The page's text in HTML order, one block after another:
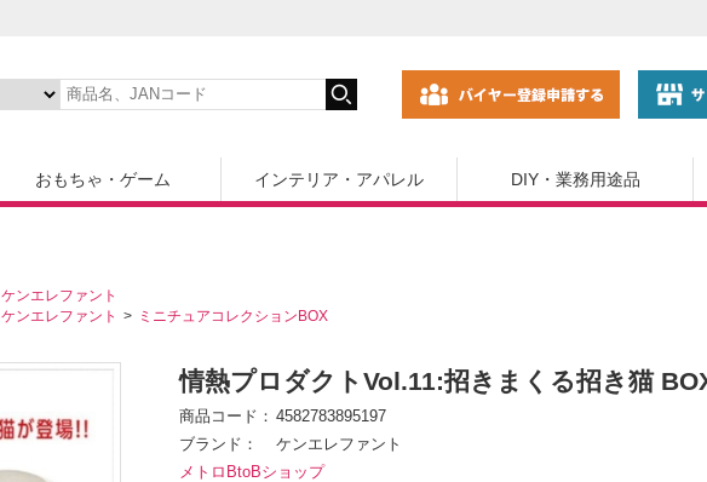
おもちゃ・ゲーム インテリア・アパレル DIY・業務用途品
ケンエレファント
ケンエレファント ミニチュアコレクションBOX
情熱プロダクトVol.11:招きまくる招き猫
商品コード
4582783895197
ブランド
ケンエレファント
メトロBtoBショップ